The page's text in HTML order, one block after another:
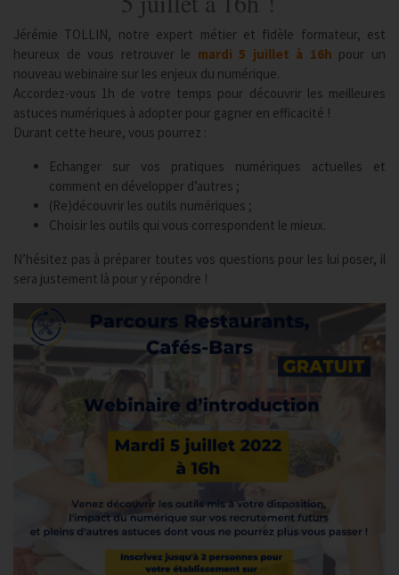
Jérémie TOLLIN, notre expert métier et fidèle formateur, est
heureux de vous retrouver le mardi 5 juillet à 16h pour un
nouveau webinaire sur les enjeux du numérique.
Accordez-vous 1h de votre temps pour découvrir les meilleures
astuces numériques à adopter pour gagner en efficacité !
Durant cette heure, vous pourrez :
Echanger sur vos pratiques numériques actuelles et
comment en développer d’autres ;
(Re)découvrir les outils numériques ;
Choisir les outils qui vous correspondent le mieux.
N’hésitez pas à préparer toutes vos questions pour les lui poser, il
sera justement là pour y répondre !